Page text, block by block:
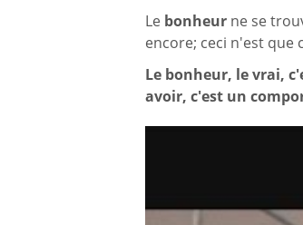
Le bonheur ne se
encore; ceci n'est que
Le bonheur, le vrai,
avoir, c'est un